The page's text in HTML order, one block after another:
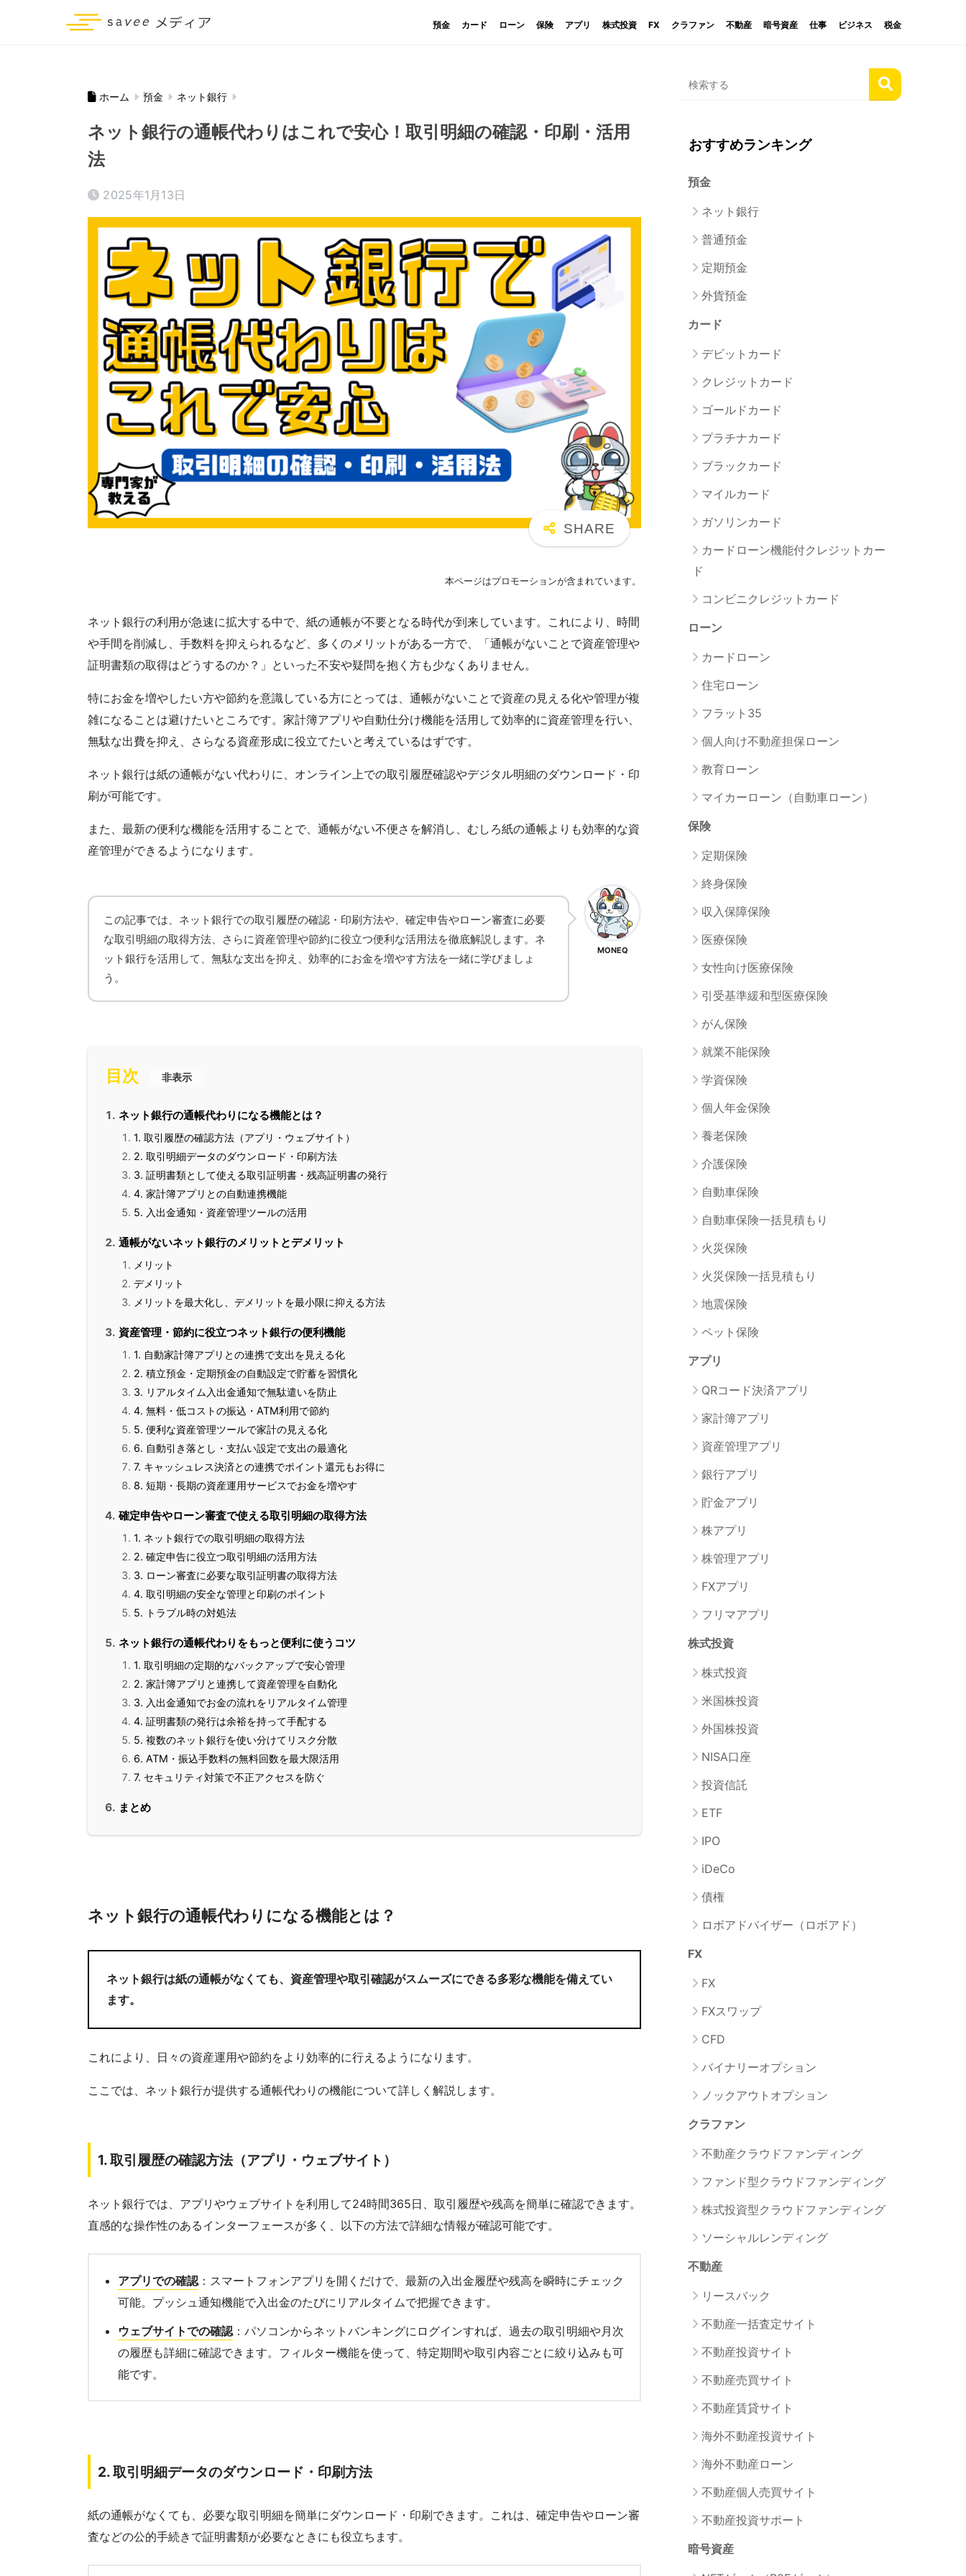
預金 カード ローン 保険 アプリ 株式投資 FX クラファン 不動産 暗号資産 仕事 ビジネス 税金
ホーム 預金 ネット銀行
ネット銀行の通帳代わりはこれで安心！取引明細の確認・印刷・活用
法
2025年1月13日
本ページはプロモーションが含まれています。
ネット銀行の利用が急速に拡大する中で、紙の通帳が不要となる時代が到来しています。これにより、時間
や手間を削減し、手数料を抑えられるなど、多くのメリットがある一方で、「通帳がないことで資産管理や
証明書類の取得はどうするのか？」といった不安や疑問を抱く方も少なくありません。
特にお金を増やしたい方や節約を意識している方にとっては、通帳がないことで資産の見える化や管理が複
雑になることは避けたいところです。家計簿アプリや自動仕分け機能を活用して効率的に資産管理を行い、
無駄な出費を抑え、さらなる資産形成に役立てたいと考えているはずです。
ネット銀行は紙の通帳がない代わりに、オンライン上での取引履歴確認やデジタル明細のダウンロード・印
刷が可能です。
また、最新の便利な機能を活用することで、通帳がない不便さを解消し、むしろ紙の通帳よりも効率的な資
産管理ができるようになります。
MONEQ
この記事では、ネット銀行での取引履歴の確認・印刷方法や、確定申告やローン審査に必要
な取引明細の取得方法、さらに資産管理や節約に役立つ便利な活用法を徹底解説します。ネ
ット銀行を活用して、無駄な支出を抑え、効率的にお金を増やす方法を一緒に学びましょ
う。
目次 非表示
ネット銀行の通帳代わりになる機能とは？
1. 取引履歴の確認方法（アプリ・ウェブサイト）
2. 取引明細データのダウンロード・印刷方法
3. 証明書類として使える取引証明書・残高証明書の発行
4. 家計簿アプリとの自動連携機能
5. 入出金通知・資産管理ツールの活用
通帳がないネット銀行のメリットとデメリット
メリット
デメリット
メリットを最大化し、デメリットを最小限に抑える方法
資産管理・節約に役立つネット銀行の便利機能
1. 自動家計簿アプリとの連携で支出を見える化
2. 積立預金・定期預金の自動設定で貯蓄を習慣化
3. リアルタイム入出金通知で無駄遣いを防止
4. 無料・低コストの振込・ATM利用で節約
5. 便利な資産管理ツールで家計の見える化
6. 自動引き落とし・支払い設定で支出の最適化
7. キャッシュレス決済との連携でポイント還元もお得に
8. 短期・長期の資産運用サービスでお金を増やす
確定申告やローン審査で使える取引明細の取得方法
1. ネット銀行での取引明細の取得方法
2. 確定申告に役立つ取引明細の活用方法
3. ローン審査に必要な取引証明書の取得方法
4. 取引明細の安全な管理と印刷のポイント
5. トラブル時の対処法
ネット銀行の通帳代わりをもっと便利に使うコツ
1. 取引明細の定期的なバックアップで安心管理
2. 家計簿アプリと連携して資産管理を自動化
3. 入出金通知でお金の流れをリアルタイム管理
4. 証明書類の発行は余裕を持って手配する
5. 複数のネット銀行を使い分けてリスク分散
6. ATM・振込手数料の無料回数を最大限活用
7. セキュリティ対策で不正アクセスを防ぐ
まとめ
ネット銀行の通帳代わりになる機能とは？
ネット銀行は紙の通帳がなくても、資産管理や取引確認がスムーズにできる多彩な機能を備えてい
ます。
これにより、日々の資産運用や節約をより効率的に行えるようになります。
ここでは、ネット銀行が提供する通帳代わりの機能について詳しく解説します。
1.取引履歴の確認方法（アプリ・ウェブサイト）
ネット銀行では、アプリやウェブサイトを利用して24時間365日、取引履歴や残高を簡単に確認できます。
直感的な操作性のあるインターフェースが多く、以下の方法で詳細な情報が確認可能です。
アプリでの確認 ：スマートフォンアプリを開くだけで、最新の入出金履歴や残高を瞬時にチェック
可能。プッシュ通知機能で入出金のたびにリアルタイムで把握できます。
ウェブサイトでの確認 ：パソコンからネットバンキングにログインすれば、過去の取引明細や月次
の履歴も詳細に確認できます。フィルター機能を使って、特定期間や取引内容ごとに絞り込みも可
能です。
2.取引明細データのダウンロード・印刷方法
紙の通帳がなくても、必要な取引明細を簡単にダウンロード・印刷できます。これは、確定申告やローン審
査などの公的手続きで証明書類が必要なときにも役立ちます。
おすすめランキング
預金
ネット銀行
普通預金
定期預金
外貨預金
カード
デビットカード
クレジットカード
ゴールドカード
プラチナカード
ブラックカード
マイルカード
ガソリンカード
カードローン機能付クレジットカー
ド
コンビニクレジットカード
ローン
カードローン
住宅ローン
フラット35
個人向け不動産担保ローン
教育ローン
マイカーローン（自動車ローン）
保険
定期保険
終身保険
収入保障保険
医療保険
女性向け医療保険
引受基準緩和型医療保険
がん保険
就業不能保険
学資保険
個人年金保険
養老保険
介護保険
自動車保険
自動車保険一括見積もり
火災保険
火災保険一括見積もり
地震保険
ペット保険
アプリ
QRコード決済アプリ
家計簿アプリ
資産管理アプリ
銀行アプリ
貯金アプリ
株アプリ
株管理アプリ
FXアプリ
フリマアプリ
株式投資
株式投資
米国株投資
外国株投資
NISA口座
投資信託
ETF
IPO
iDeCo
債権
ロボアドバイザー（ロボアド）
FX
FX
FXスワップ
CFD
バイナリーオプション
ノックアウトオプション
クラファン
不動産クラウドファンディング
ファンド型クラウドファンディング
株式投資型クラウドファンディング
ソーシャルレンディング
不動産
リースバック
不動産一括査定サイト
不動産投資サイト
不動産売買サイト
不動産賃貸サイト
海外不動産投資サイト
海外不動産ローン
不動産個人売買サイト
不動産投資サポート
暗号資産